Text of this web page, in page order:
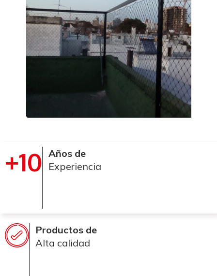
+10 Años de
Experiencia
Productos de
Alta calidad